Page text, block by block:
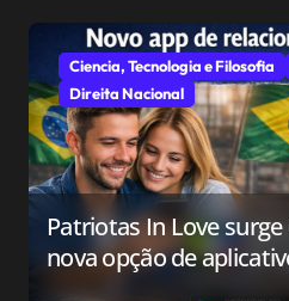
Ciencia, Tecnologia e Filosofia
Direita Nacional
Patriotas In Love
nova opção de
relacionamento para o